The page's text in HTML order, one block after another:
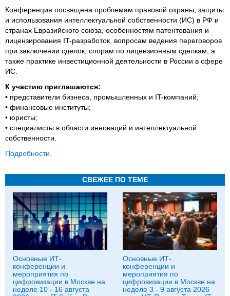
Конференция посвящена проблемам правовой охраны, защиты
и использования интеллектуальной собственности (ИС) в РФ и
странах Евразийского союза, особенностям патентования и
лицензирования IT-разработок, вопросам ведения переговоров
при заключении сделок, спорам по лицензионным сделкам, а
также практике инвестиционной деятельности в России в сфере
ИС.
К участию приглашаются:
• представители бизнеса, промышленных и IT-компаний;
• финансовые институты;
• юристы;
• специалисты в области инноваций и интеллектуальной
собственности.
Подробности.
СВЕЖЕЕ ПО ТЕМЕ
Основные ИТ-
конференции и
мероприятия по
цифровизации в Москве на
неделе 10 - 16 августа
Основные ИТ-
конференции и
мероприятия по
цифровизации в Москве на
неделе 3 - 9 августа 2026